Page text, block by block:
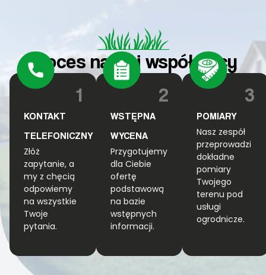
Proces naszej współpracy
1
KONTAKT
TELEFONICZNY
Złóż
zapytanie, a
my z chęcią
odpowiemy
na wszystkie
Twoje
pytania.
2
WSTĘPNA
WYCENA
Przygotujemy
dla Ciebie
ofertę
podstawową
na bazie
wstępnych
informacji.
3
POMIARY
Nasz zespół
przeprowadzi
dokładne
pomiary
Twojego
terenu pod
usługi
ogrodnicze.